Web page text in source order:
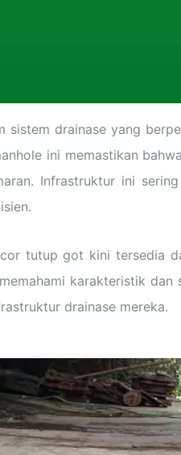
drainase yang
ini memastikan
Infrastruktur ini
tutup got kini tersedia
karakteristik
drainase mereka.